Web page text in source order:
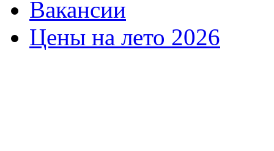
Вакансии
Цены на лето 2026